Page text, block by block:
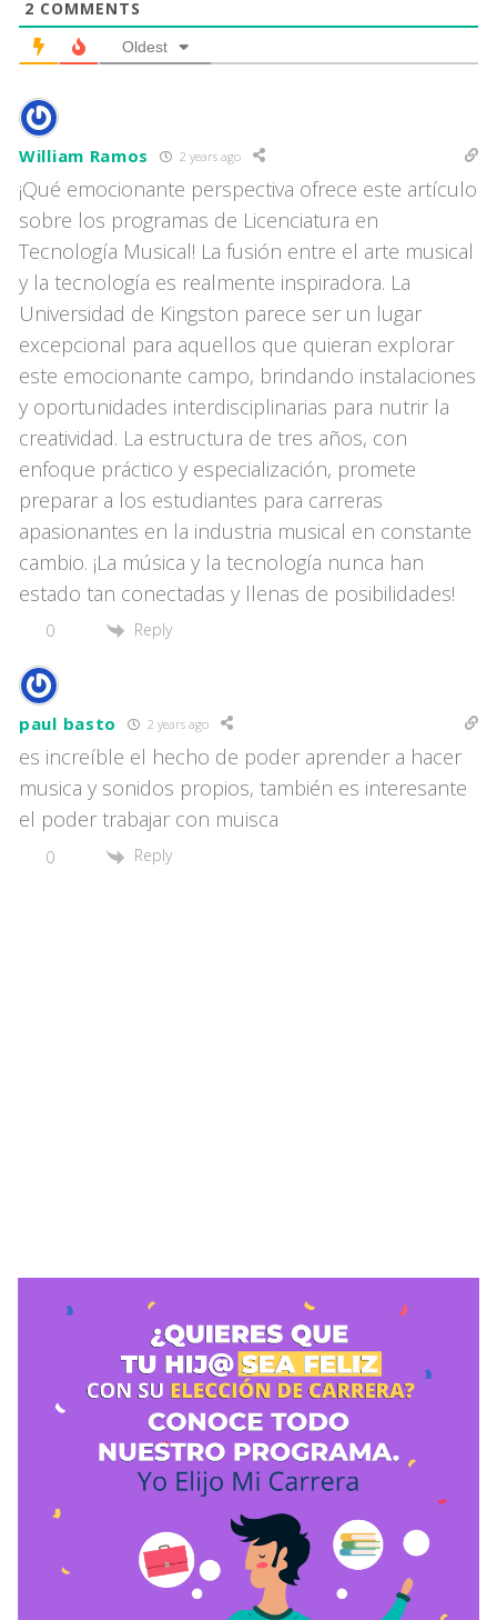
2 COMMENTS
Oldest
William Ramos 2 years ago
¡Qué emocionante perspectiva ofrece este artículo
sobre los programas de Licenciatura en
Tecnología Musical! La fusión entre el arte musical
y la tecnología es realmente inspiradora. La
Universidad de Kingston parece ser un lugar
excepcional para aquellos que quieran explorar
este emocionante campo, brindando instalaciones
y oportunidades interdisciplinarias para nutrir la
creatividad. La estructura de tres años, con
enfoque práctico y especialización, promete
preparar a los estudiantes para carreras
apasionantes en la industria musical en constante
cambio. ¡La música y la tecnología nunca han
estado tan conectadas y llenas de posibilidades!
0 Reply
paul basto 2 years ago
es increíble el hecho de poder aprender a hacer
musica y sonidos propios, también es interesante
el poder trabajar con muisca
0 Reply